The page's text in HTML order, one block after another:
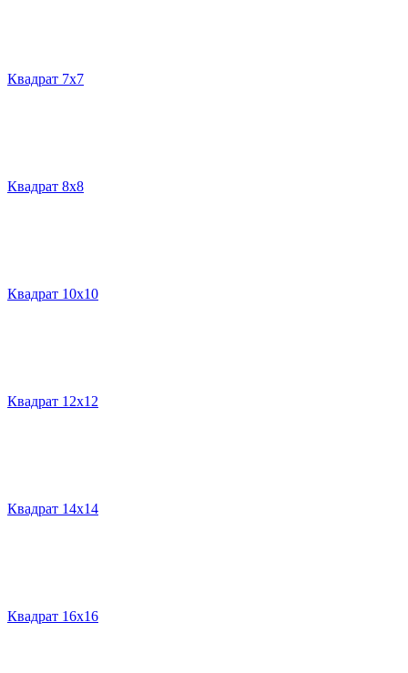
Квадрат 7х7
Квадрат 8х8
Квадрат 10х10
Квадрат 12х12
Квадрат 14х14
Квадрат 16х16